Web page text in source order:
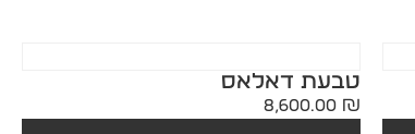
טבעת דאלאס
8,600.00 ₪